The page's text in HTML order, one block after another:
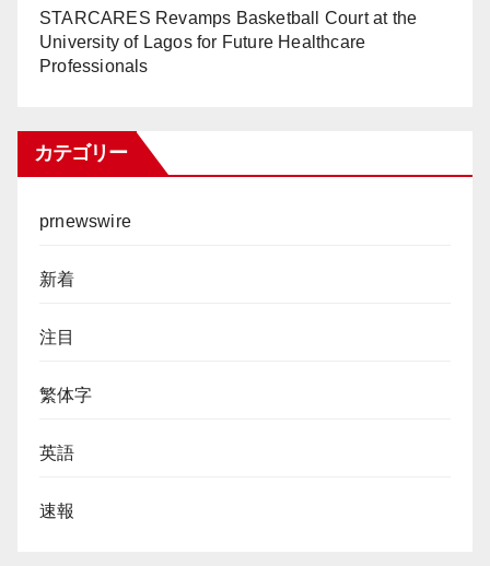
STARCARES Revamps Basketball Court at the
University of Lagos for Future Healthcare
Professionals
カテゴリー
prnewswire
新着
注目
繁体字
英語
速報